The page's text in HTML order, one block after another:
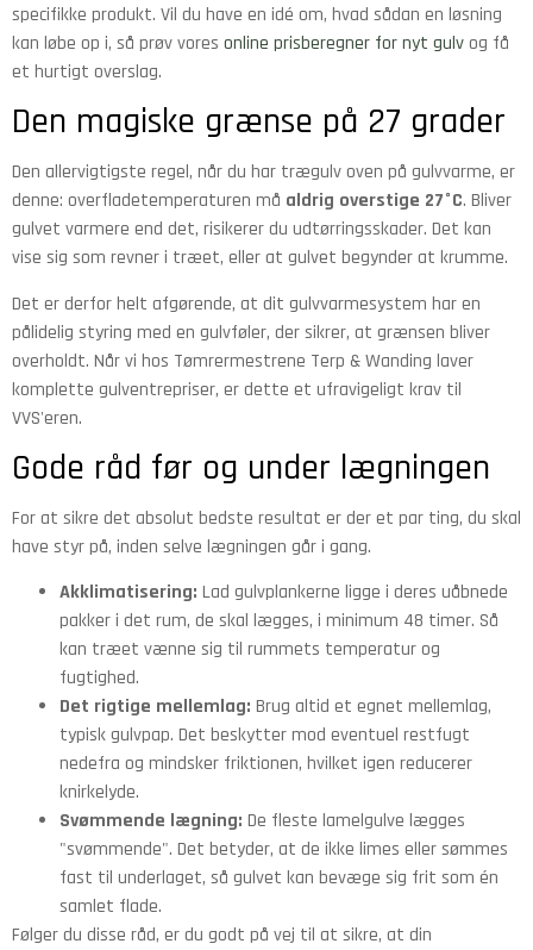
specifikke produkt. Vil du have en idé om, hvad sådan en løsning
kan løbe op i, så prøv vores online prisberegner for nyt gulvog få
et hurtigt overslag.
Den magiske grænse på 27 grader
Den allervigtigste regel, når du har trægulv oven på gulvvarme, er
denne: overfladetemperaturen må aldrig overstige 27°C. Bliver
gulvet varmere end det, risikerer du udtørringsskader. Det kan
vise sig som revner i træet, eller at gulvet begynder at krumme.
Det er derfor helt afgørende, at dit gulvvarmesystem har en
pålidelig styring med en gulvføler, der sikrer, at grænsen bliver
overholdt. Når vi hos Tømrermestrene Terp & Wanding laver
komplette gulventrepriser, er dette et ufravigeligt krav til
VVS'eren.
Gode råd før og under lægningen
For at sikre det absolut bedste resultat er der et par ting, du skal
have styr på, inden selve lægningen går i gang.
Akklimatisering: Lad gulvplankerne ligge i deres uåbnede
pakker i det rum, de skal lægges, i minimum 48 timer. Så
kan træet vænne sig til rummets temperatur og
fugtighed.
Det rigtige mellemlag: Brug altid et egnet mellemlag,
typisk gulvpap. Det beskytter mod eventuel restfugt
nedefra og mindsker friktionen, hvilket igen reducerer
knirkelyde.
Svømmende lægning: De fleste lamelgulve lægges
"svømmende". Det betyder, at de ikke limes eller sømmes
fast til underlaget, så gulvet kan bevæge sig frit som én
samlet flade.
Følger du disse råd, er du godt på vej til at sikre, at din